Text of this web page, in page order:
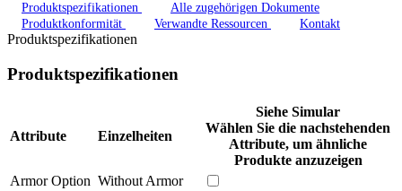
Produktspezifikationen
Alle zugehörigen Dokumente
Produktkonformität
Verwandte Ressourcen Kontakt
Produktspezifikationen
Produktspezifikationen
Attribute Einzelheiten
Siehe Simular
Wählen Sie die nachstehenden
Attribute, um ähnliche
Produkte anzuzeigen
Armor Option Without Armor